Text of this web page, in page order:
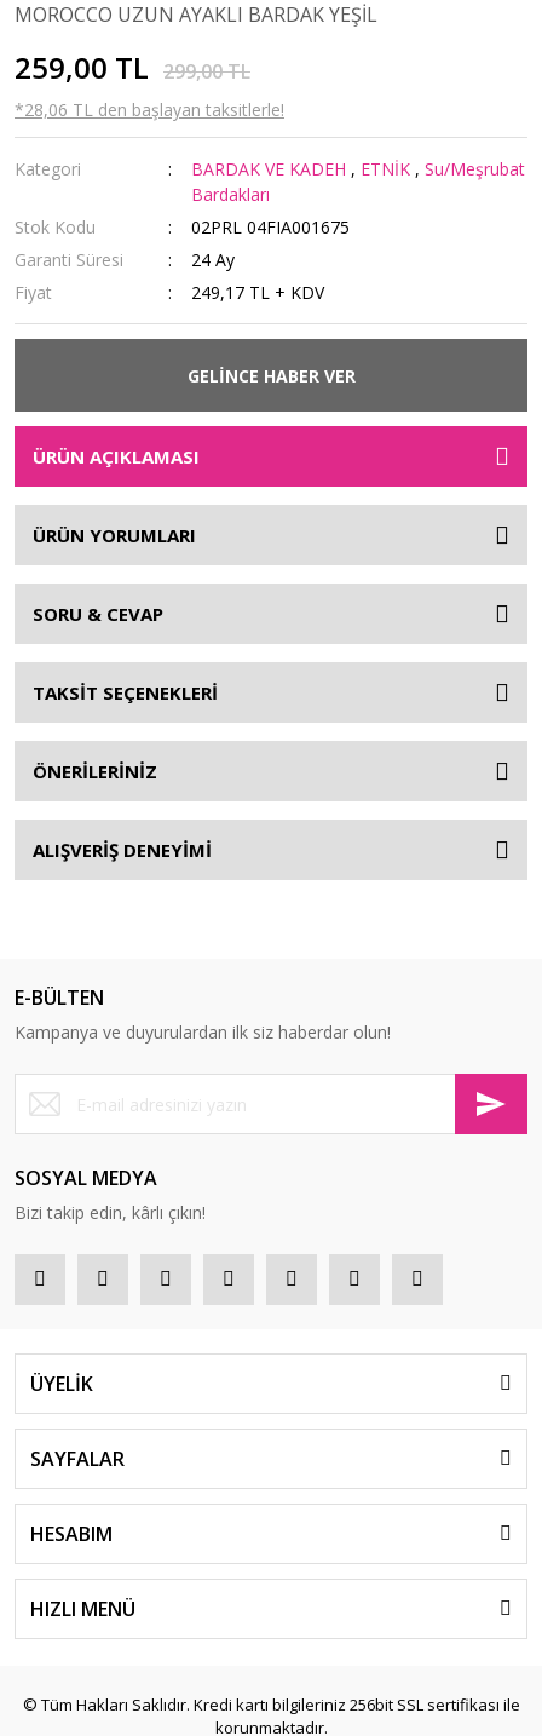
MOROCCO UZUN AYAKLI BARDAK YEŞİL
259,00 TL 299,00 TL
*28,06 TL den başlayan taksitlerle!
Kategori BARDAK VE KADEH , ETNİK ,Su/Meşrubat
Bardakları
Stok Kodu
02PRL 04FIA001675
Garanti Süresi
24 Ay
Fiyat
249,17 TL + KDV
GELİNCE HABER VER
ÜRÜN AÇIKLAMASI
ÜRÜN YORUMLARI
SORU & CEVAP
TAKSİT SEÇENEKLERİ
ÖNERİLERİNİZ
ALIŞVERİŞ DENEYİMİ
E-BÜLTEN
Kampanya ve duyurulardan ilk siz haberdar olun!
SOSYAL MEDYA
Bizi takip edin, kârlı çıkın!
ÜYELİK
SAYFALAR
HESABIM
HIZLI MENÜ
© Tüm Hakları Saklıdır. Kredi kartı bilgileriniz 256bit SSL sertifikası ile
korunmaktadır.